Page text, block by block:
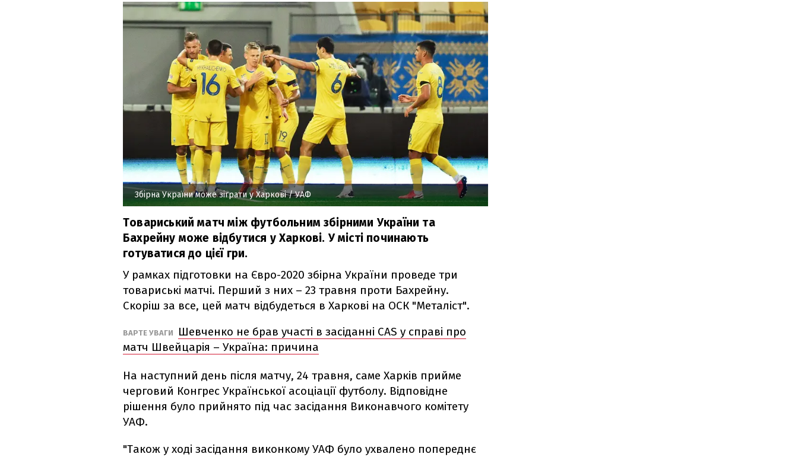
Збірна України може зіграти у Харкові/ УАФ
Товариський матч між футбольним збірними України та
Бахрейну може відбутися у Харкові. У місті починають
готуватися до цієї гри.
У рамках підготовки на Євро-2020 збірна України проведе три
товариські матчі. Перший з них – 23 травня проти Бахрейну.
Скоріш за все, цей матч відбудеться в Харкові на ОСК "Металіст".
ВАРТЕ УВАГИ
Шевченко не брав участі в засіданні CAS у справі про
матч Швейцарія – Україна: причина
На наступний день після матчу, 24 травня, саме Харків прийме
черговий Конгрес Української асоціації футболу. Відповідне
рішення було прийнято під час засідання Виконавчого комітету
УАФ.
"Також у ході засідання виконкому УАФ було ухвалено попереднє